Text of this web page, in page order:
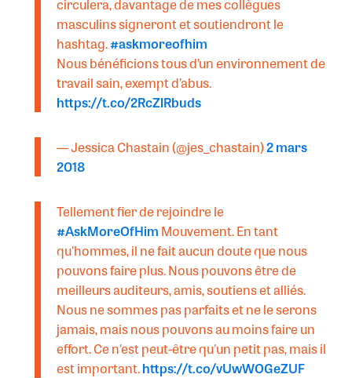
circulera, davantage de mes collègues
masculins signeront et soutiendront le
hashtag.#askmoreofhim
Nous bénéficions tous d’un environnement de
travail sain, exempt d’abus.
https://t.co/2RcZlRbuds
— Jessica Chastain (@jes_chastain)2 mars
2018
Tellement fier de rejoindre le
#AskMoreOfHim Mouvement. En tant
qu'hommes, il ne fait aucun doute que nous
pouvons faire plus. Nous pouvons être de
meilleurs auditeurs, amis, soutiens et alliés.
Nous ne sommes pas parfaits et ne le serons
jamais, mais nous pouvons au moins faire un
effort. Ce n'est peut-être qu'un petit pas, mais il
est important.https://t.co/vUwWOGeZUF